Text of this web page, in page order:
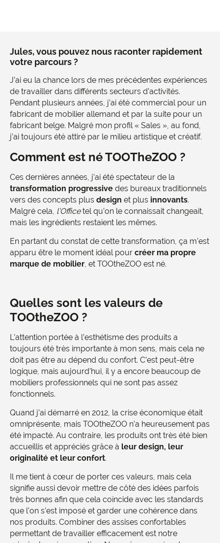
Jules, vous pouvez nous raconter rapidement
votre parcours ?
J’ai eu la chance lors de mes précédentes expériences
de travailler dans différents secteurs d’activités.
Pendant plusieurs années, j’ai été commercial pour un
fabricant de mobilier allemand et par la suite pour un
fabricant belge. Malgré mon profil « Sales », au fond,
j’ai toujours été attiré par le milieu artistique et créatif.
Comment est né TOOTheZOO ?
Ces dernières années, j’ai été spectateur de la
transformation progressive des bureaux traditionnels
vers des concepts plus design et plus innovants.
Malgré cela, l’Officetel qu’on le connaissait changeait,
mais les ingrédients restaient les mêmes.
En partant du constat de cette transformation, ça m’est
apparu être le moment idéal pour créer ma propre
marque de mobilier, et TOOtheZOO est né.
Quelles sont les valeurs de
TOOtheZOO ?
L’attention portée à l’esthétisme des produits a
toujours été très importante à mon sens, mais cela ne
doit pas être au dépend du confort. C’est peut-être
logique, mais aujourd’hui, il y a encore beaucoup de
mobiliers professionnels qui ne sont pas assez
fonctionnels.
Quand j’ai démarré en 2012, la crise économique était
omniprésente, mais TOOtheZOO n’a heureusement pas
été impacté. Au contraire, les produits ont très été bien
accueillis et appréciés grâce à leur design, leur
originalité et leur confort.
Il me tient à cœur de porter ces valeurs, mais cela
signifie aussi devoir mettre de côté des idées parfois
très bonnes afin que cela coïncide avec les standards
que l’on s’est imposé et garder une cohérence dans
nos produits. Combiner des assises confortables
permettant de travailler efficacement est notre